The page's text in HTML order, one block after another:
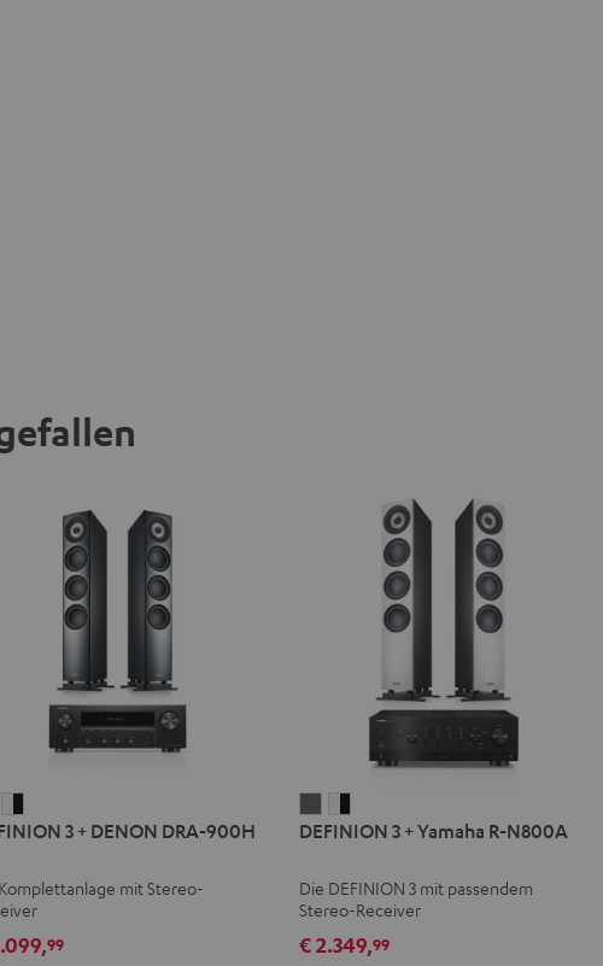
DENON
3
DENON
DRA-
900H
3 + DENON DRA-900H
mit Stereo-
99
3
Yamaha
R-
N800A
3
Yamaha
R-
N800A
DEFINION 3 + Yamaha R-N800A
Die DEFINION 3 mit passendem
Stereo-Receiver
€ 2.349,99